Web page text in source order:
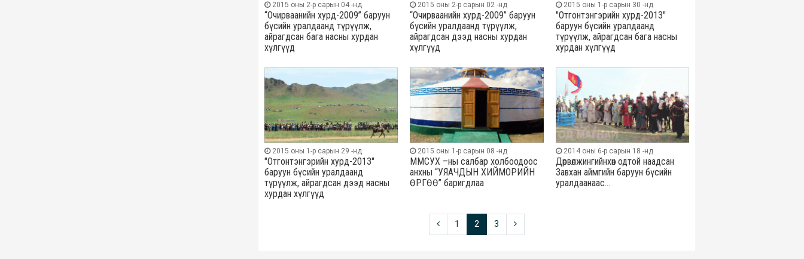
2015 оны 2-р сарын 04 -нд
“Очирваанийн хурд-2009” баруун
бүсийн уралдаанд түрүүлж,
айрагдсан бага насны хурдан
хүлгүүд
2015 оны 2-р сарын 02 -нд
“Очирваанийн хурд-2009” баруун
бүсийн уралдаанд түрүүлж,
айрагдсан дээд насны хурдан
хүлгүүд
2015 оны 1-р сарын 30 -нд
"Отгонтэнгэрийн хурд-2013"
баруун бүсийн уралдаанд
түрүүлж, айрагдсан бага насны
хурдан хүлгүүд
2015 оны 1-р сарын 29 -нд
"Отгонтэнгэрийн хурд-2013"
баруун бүсийн уралдаанд
түрүүлж, айрагдсан дээд насны
хурдан хүлгүүд
2015 оны 1-р сарын 08 -нд
ММСУХ –ны салбар холбоодоос
анхны “УЯАЧДЫН ХИЙМОРИЙН
ӨРГӨӨ” баригдлаа
2014 оны 6-р сарын 18 -нд
Дөрвөлжингийнхөн одтой наадсан
Завхан аймгийн баруун бүсийн
уралдаанаас...
1 2 3